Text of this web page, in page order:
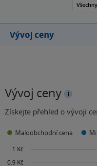
Vývoj ceny
Vývoj ceny
Získejte přehled o vývoji
Maloobchodní cena